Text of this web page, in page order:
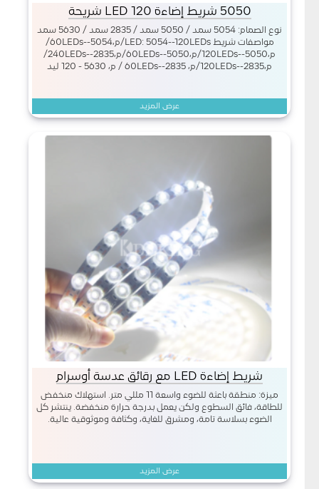
5050 شريط إضاءة LED 120 شريحة
نوع الصمام: 5054 سمد / 5050 سمد / 2835 سمد / 5630 سمد
مواصفات شريط LED: 5054--120LEDs/م،5054--60LEDs/
م،5050--120LEDs/م،5050--60LEDs/م،2835--240LEDs/
عرض المزيد
شريط إضاءة LED مع رقائق عدسة أوسرام
ميزة: منطقة باعثة للضوء واسعة 11 مللي متر. استهلاك منخفض
للطاقة، فائق السطوع ولكن يعمل بدرجة حرارة منخفضة. ينتشر كل
الضوء بسلاسة تامة، ومشرق للغاية، وكثافة وموثوقية عالية.
عرض المزيد